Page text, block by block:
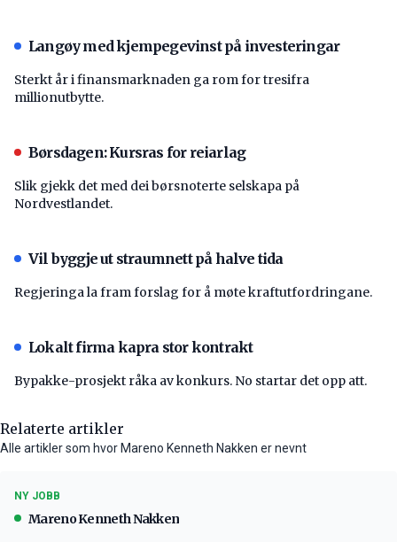
Langøy med kjempegevinst på investeringar
Sterkt år i finansmarknaden ga rom for tresifra
millionutbytte.
Børsdagen: Kursras for reiarlag
Slik gjekk det med dei børsnoterte selskapa på
Nordvestlandet.
Vil byggje ut straumnett på halve tida
Regjeringa la fram forslag for å møte kraftutfordringane.
Lokalt firma kapra stor kontrakt
Bypakke-prosjekt råka av konkurs. No startar det opp att.
Relaterte artikler
Alle artikler som hvor Mareno Kenneth Nakken er nevnt
NY JOBB
Mareno Kenneth Nakken